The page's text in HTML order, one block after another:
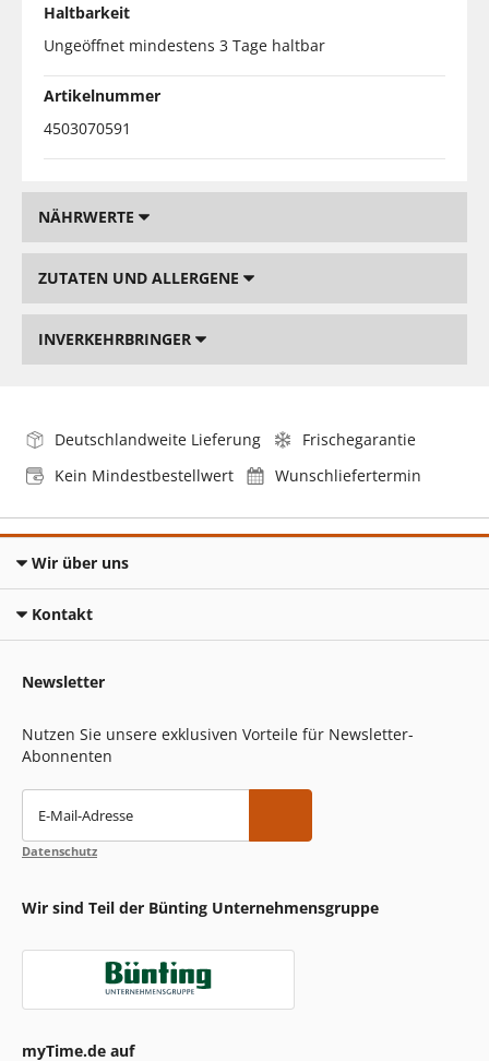
Haltbarkeit
Ungeöffnet mindestens 3 Tage haltbar
Artikelnummer
4503070591
NÄHRWERTE
ZUTATEN UND ALLERGENE
INVERKEHRBRINGER
Deutschlandweite Lieferung
Frischegarantie
Kein Mindestbestellwert
Wunschliefertermin
Wir über uns
Kontakt
Newsletter
Nutzen Sie unsere exklusiven Vorteile für Newsletter-
Abonnenten
E-Mail-Adresse
Datenschutz
Wir sind Teil der Bünting Unternehmensgruppe
myTime.de auf